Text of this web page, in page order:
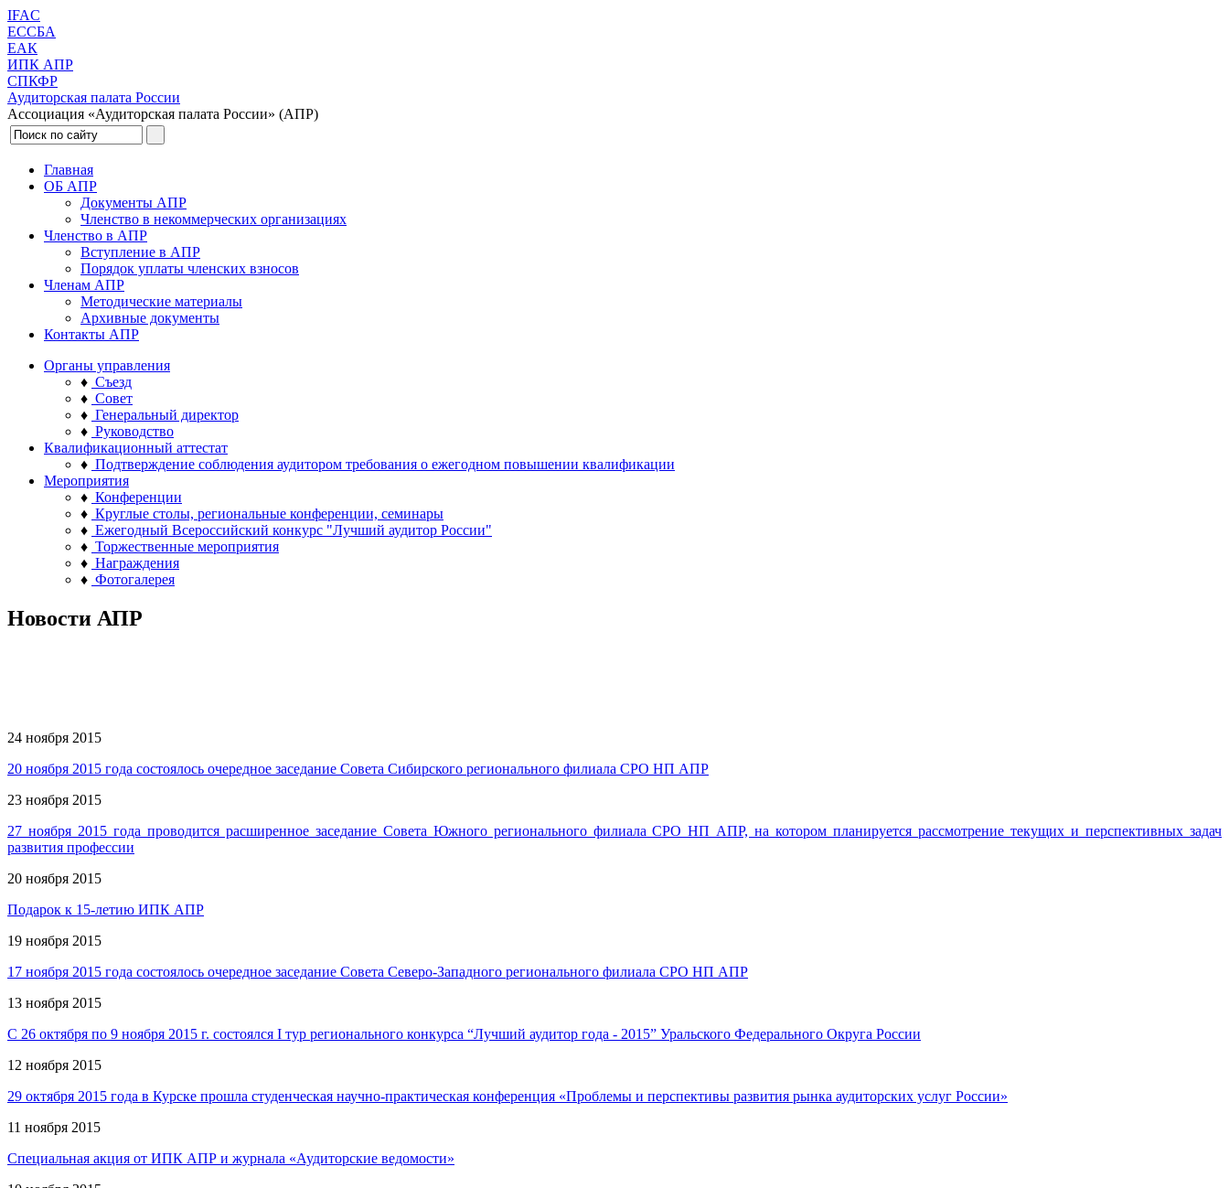
IFAC
ЕССБА
ЕАК
ИПК АПР
СПКФР
Аудиторская палата России
Ассоциация «Аудиторская палата России» (АПР)
Главная
ОБ АПР
Документы АПР
Членство в некоммерческих организациях
Членство в АПР
Вступление в АПР
Порядок уплаты членских взносов
Членам АПР
Методические материалы
Архивные документы
Контакты АПР
Органы управления
♦ Съезд
♦ Совет
♦ Генеральный директор
♦ Руководство
Квалификационный аттестат
♦ Подтверждение соблюдения аудитором требования о ежегодном повышении квалификации
Мероприятия
♦ Конференции
♦ Круглые столы, региональные конференции, семинары
♦ Ежегодный Всероссийский конкурс "Лучший аудитор России"
♦ Торжественные мероприятия
♦ Награждения
♦ Фотогалерея
Новости АПР
24 ноября 2015
20 ноября 2015 года состоялось очередное заседание Совета Сибирского регионального филиала СРО НП АПР
23 ноября 2015
27 ноября 2015 года проводится расширенное заседание Совета Южного регионального филиала СРО НП АПР, на котором планируется рассмотрение текущих и перспективных задач
развития профессии
20 ноября 2015
Подарок к 15-летию ИПК АПР
19 ноября 2015
17 ноября 2015 года состоялось очередное заседание Совета Северо-Западного регионального филиала СРО НП АПР
13 ноября 2015
С 26 октября по 9 ноября 2015 г. состоялся I тур регионального конкурса “Лучший аудитор года - 2015” Уральского Федерального Округа России
12 ноября 2015
29 октября 2015 года в Курске прошла студенческая научно-практическая конференция «Проблемы и перспективы развития рынка аудиторских услуг России»
11 ноября 2015
Специальная акция от ИПК АПР и журнала «Аудиторские ведомости»